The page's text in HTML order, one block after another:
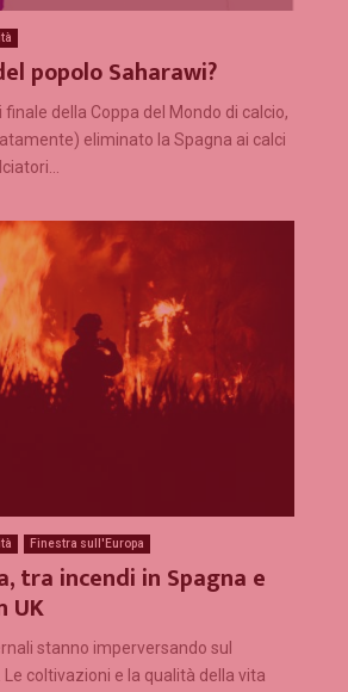
popolo Saharawi?
finale della Coppa del Mondo di calcio,
eliminato la Spagna ai calci
Finestra sull'Europa
tra incendi in Spagna e
UK
stanno imperversando sul
coltivazioni e la qualità della vita